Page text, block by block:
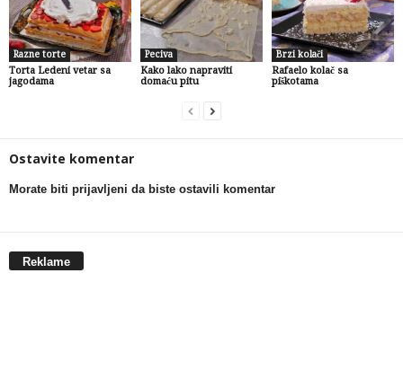
Razne torte
Torta Ledeni vetar sa
jagodama
Peciva
Kako lako napraviti
domaću pitu
Brzi kolači
Rafaelo kolač sa
piškotama
Ostavite komentar
Morate biti prijavljeni da biste ostavili komentar
Reklame